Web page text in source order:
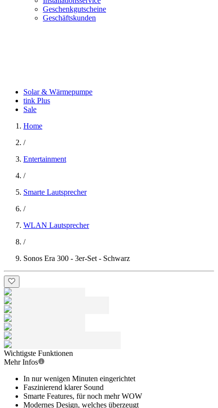
Geschenkgutscheine
Geschäftskunden
Solar & Wärmepumpe
tink Plus
Sale
Home
/
Entertainment
/
Smarte Lautsprecher
/
WLAN Lautsprecher
/
Sonos Era 300 - 3er-Set - Schwarz
Wichtigste Funktionen
Mehr Infos
In nur wenigen Minuten eingerichtet
Faszinierend klarer Sound
Smarte Features, für noch mehr WOW
Modernes Design, welches überzeugt